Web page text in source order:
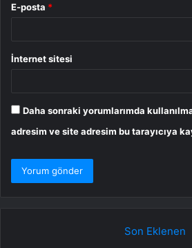
E-posta *
İnternet sitesi
Daha sonraki yorumlarımda
adresim ve site adresim bu tarayıcıya
Son Eklenen